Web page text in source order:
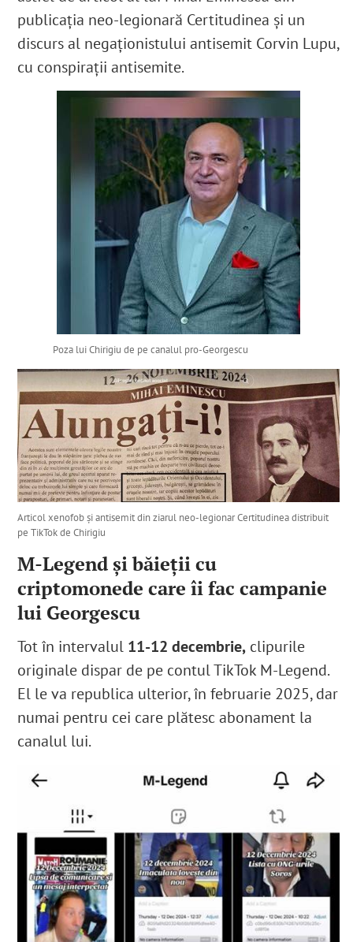
publicația neo-legionară Certitudinea și un
discurs al negaționistului antisemit Corvin Lupu,
cu conspirații antisemite.
Poza lui Chirigiu de pe canalul pro-Georgescu
Articol xenofob și antisemit din ziarul neo-legionar Certitudinea distribuit
pe TikTok de Chirigiu
M-Legend și băieții cu
criptomonede care îi fac campanie
lui Georgescu
Tot în intervalul 11-12 decembrie, clipurile
originale dispar de pe contul TikTok M-Legend.
El le va republica ulterior, în februarie 2025, dar
numai pentru cei care plătesc abonament la
canalul lui.